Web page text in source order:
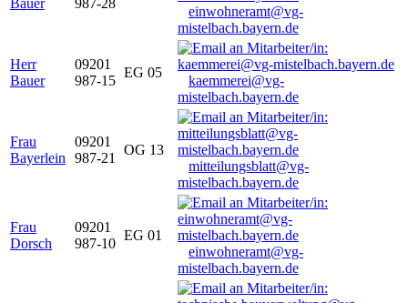
einwohneramt@vg-
mistelbach.bayern.de
Herr
Bauer
09201
987-15
EG 05
kaemmerei@vg-
mistelbach.bayern.de
Frau
Bayerlein
09201
987-21
OG 13
mitteilungsblatt@vg-
mistelbach.bayern.de
Frau
Dorsch
09201
987-10
EG 01
einwohneramt@vg-
mistelbach.bayern.de